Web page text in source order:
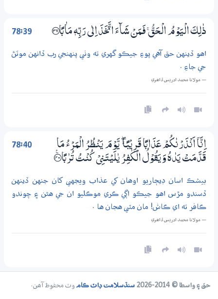
78:39 ذٰلِكَ الْيَوْمُ الْـحَقُّ ۚ فَـمَنْ شَاۗءَ اتَّخَذَ اِلٰى رَبِّهٖ مَاٰبًا ؀39
اهو ڏينهن حق آهي پوءِ جيڪو گهري ته وٺي پنهنجي رب ڏانهن موٽڻ
جي جاءِ .
— مولانا محمد ادريس ڏاھري
78:40
اِنَّآ اَنْذَرْنٰكُمْ عَذَابًا قَرِيْبًا ڄ يَّوْمَ يَنْظُرُ الْمَرْءُ مَا
قَدَّمَتْ يَدٰهُ وَيَقُوْلُ الْكٰفِرُ يٰلَيْتَــنِيْ كُنْتُ تُرٰبًا ؀ۧ40
بيشڪ اسان ڊيڄاريو اوهان کي عذاب ويجهي کان جنهن ڏينهن
ڏسندو مڙس اهو جيڪو اڳي ڪري موڪليو ان جي هٿن ۽ چوندو
ڪافر ته اي ڪاش! مان مٽي هجان ها .
— مولانا محمد ادريس ڏاھري
حق ۽ واسطا © 2014-2026 سنڌسلامت ڊاٽ ڪاموٽ محفوظ آھن.